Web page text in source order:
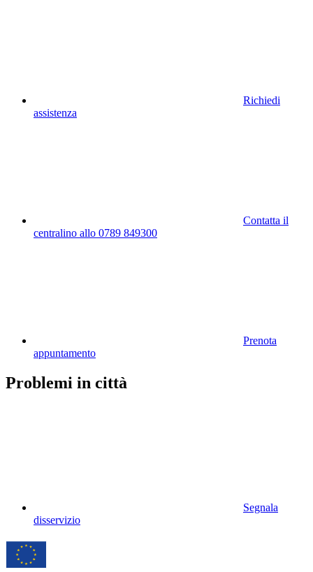
Richiedi
assistenza
Contatta il
centralino allo 0789 849300
Prenota
appuntamento
Problemi in città
Segnala
disservizio